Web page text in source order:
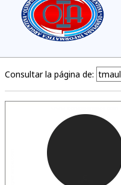
Consultar la página de: